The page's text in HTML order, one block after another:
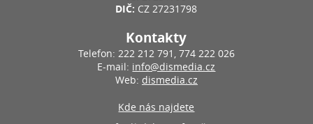
DIČ: CZ 27231798
Kontakty
Telefon: 222 212 791, 774 222 026
E-mail: info@dismedia.cz
Web: dismedia.cz
Kde nás najdete